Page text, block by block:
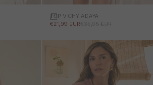
TOP VICHY ADAYA
PRECIO DE OFERTA
€21,99 EURPRECIO NORMAL
€35,95 EUR